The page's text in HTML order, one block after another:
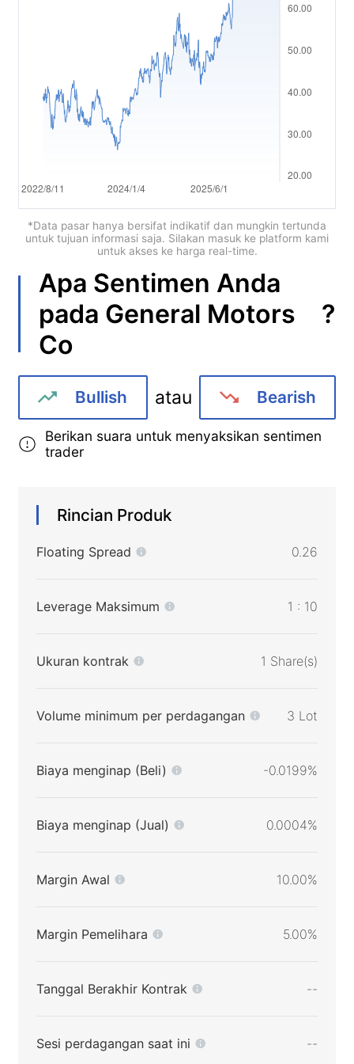
繁體中文
Tiếng việt
Bahasa Indonesia
*Data pasar hanya bersifat indikatif dan mungkin tertunda
untuk tujuan informasi saja. Silakan masuk ke platform kami
untuk akses ke harga real-time.
Apa Sentimen Anda
pada General Motors
Co
?
Bullish atau Bearish
Berikan suara untuk menyaksikan sentimen
trader
Rincian Produk
Floating Spread 0.26
Leverage Maksimum 1 : 10
Ukuran kontrak 1 Share(s)
Volume minimum per perdagangan 3 Lot
Biaya menginap (Beli) -0.0199%
Biaya menginap (Jual) 0.0004%
Margin Awal 10.00%
Margin Pemelihara 5.00%
Tanggal Berakhir Kontrak --
Sesi perdagangan saat ini --